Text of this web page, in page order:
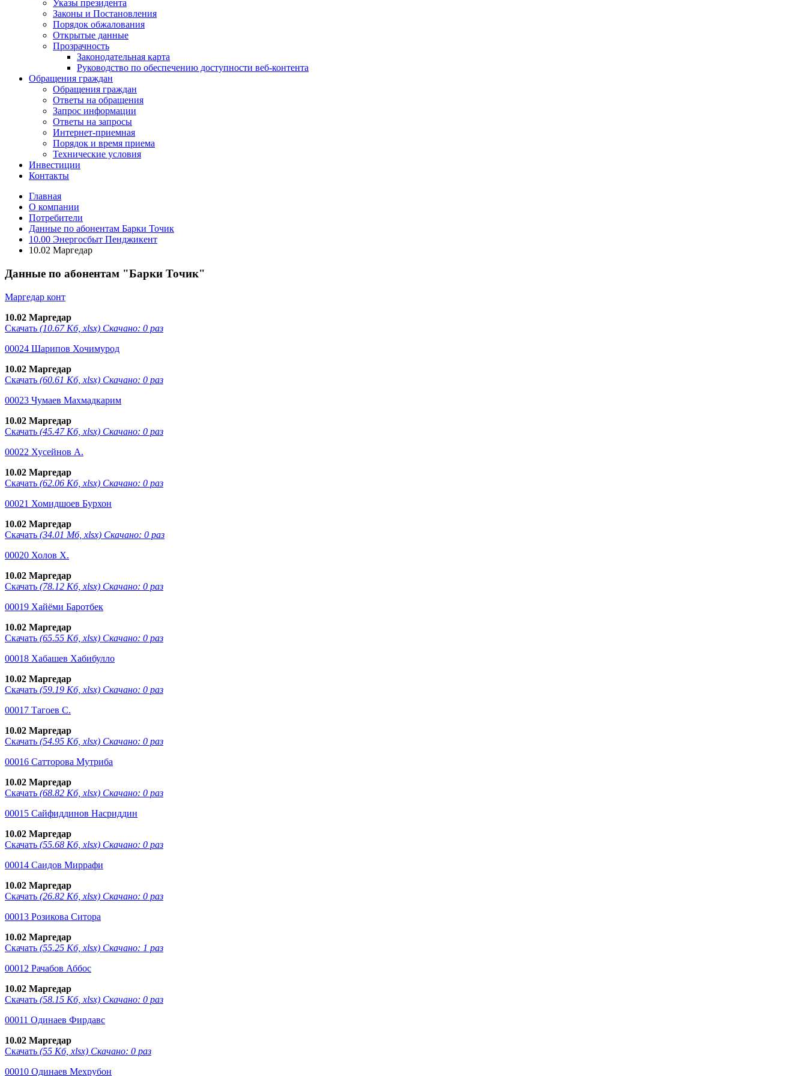
Указы президента
Законы и Постановления
Порядок обжалования
Открытые данные
Прозрачность
Законодательная карта
Руководство по обеспечению доступности веб-контента
Обращения граждан
Обращения граждан
Ответы на обращения
Запрос информации
Ответы на запросы
Интернет-приемная
Порядок и время приема
Технические условия
Инвестиции
Контакты
Главная
О компании
Потребители
Данные по абонентам Барки Точик
10.00 Энергосбыт Пенджикент
10.02 Маргедар
Данные по абонентам "Барки Точик"
Маргедар конт
10.02 Маргедар
Скачать (10.67 Кб, xlsx) Скачано: 0 раз
00024 Шарипов Хочимурод
10.02 Маргедар
Скачать (60.61 Кб, xlsx) Скачано: 0 раз
00023 Чумаев Махмадкарим
10.02 Маргедар
Скачать (45.47 Кб, xlsx) Скачано: 0 раз
00022 Хусейнов А.
10.02 Маргедар
Скачать (62.06 Кб, xlsx) Скачано: 0 раз
00021 Хомидшоев Бурхон
10.02 Маргедар
Скачать (34.01 Мб, xlsx) Скачано: 0 раз
00020 Холов Х.
10.02 Маргедар
Скачать (78.12 Кб, xlsx) Скачано: 0 раз
00019 Хайёми Баротбек
10.02 Маргедар
Скачать (65.55 Кб, xlsx) Скачано: 0 раз
00018 Хабашев Хабибулло
10.02 Маргедар
Скачать (59.19 Кб, xlsx) Скачано: 0 раз
00017 Тагоев С.
10.02 Маргедар
Скачать (54.95 Кб, xlsx) Скачано: 0 раз
00016 Сатторова Мутриба
10.02 Маргедар
Скачать (68.82 Кб, xlsx) Скачано: 0 раз
00015 Сайфиддинов Насриддин
10.02 Маргедар
Скачать (55.68 Кб, xlsx) Скачано: 0 раз
00014 Саидов Миррафи
10.02 Маргедар
Скачать (26.82 Кб, xlsx) Скачано: 0 раз
00013 Розикова Ситора
10.02 Маргедар
Скачать (55.25 Кб, xlsx) Скачано: 1 раз
00012 Рачабов Аббос
10.02 Маргедар
Скачать (58.15 Кб, xlsx) Скачано: 0 раз
00011 Одинаев Фирдавс
10.02 Маргедар
Скачать (55 Кб, xlsx) Скачано: 0 раз
00010 Одинаев Мехрубон